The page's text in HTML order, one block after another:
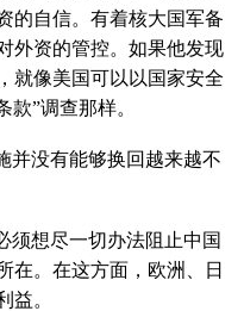
的自信。有着核大国军备
外资的管控。如果他发现
就像美国可以以国家安全
款”调查那样。
并没有能够换回越来越不
须想尽一切办法阻止中国
在。在这方面，欧洲、日
益。